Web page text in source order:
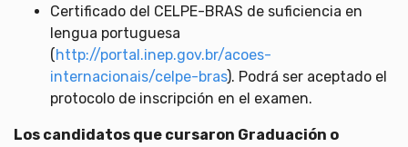
Certificado del CELPE-BRAS de suficiencia en
lengua portuguesa
(http://portal.inep.gov.br/acoes-
internacionais/celpe-bras). Podrá ser aceptado el
protocolo de inscripción en el examen.
Los candidatos que cursaron Graduación o